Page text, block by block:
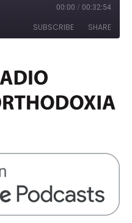
00:00 / 00:32:54
SUBSCRIBE SHARE